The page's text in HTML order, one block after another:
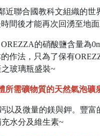
近聯合國教科文組織的
間後才能再次回湧至地
的硝酸鹽含量
作法，只為了保有
玻璃瓶盛裝~
所需礦物質的天然氣泡礦
以及微量的鎂與鉀。豐
水分及維生素~